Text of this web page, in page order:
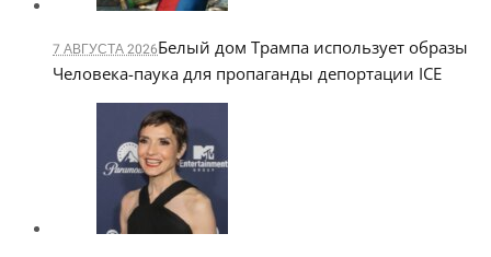
7 АВГУСТА 2026Белый дом Трампа использует образы
Человека-паука для пропаганды депортации ICE